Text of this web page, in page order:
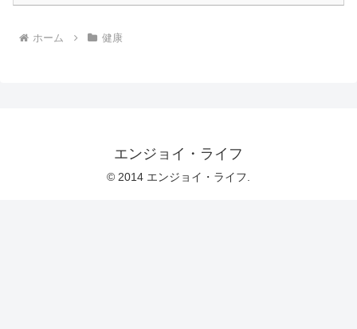
ホーム 健康
エンジョイ・ライフ
© 2014 エンジョイ・ライフ.